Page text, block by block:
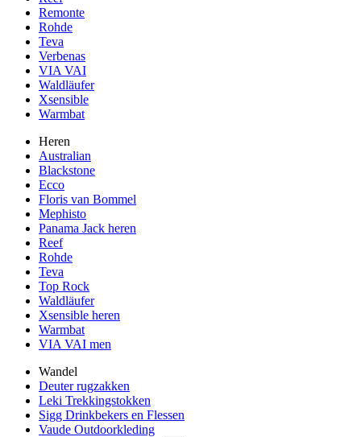
Remonte
Rohde
Teva
Verbenas
VIA VAI
Waldläufer
Xsensible
Warmbat
Heren
Australian
Blackstone
Ecco
Floris van Bommel
Mephisto
Panama Jack heren
Reef
Rohde
Teva
Top Rock
Waldläufer
Xsensible heren
Warmbat
VIA VAI men
Wandel
Deuter rugzakken
Leki Trekkingstokken
Sigg Drinkbekers en Flessen
Vaude Outdoorkleding